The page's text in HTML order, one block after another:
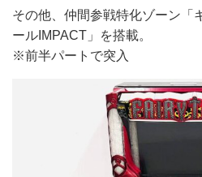
その他、仲間参戦特化ゾーン「
ールIMPACT」を搭載。
※前半パートで突入